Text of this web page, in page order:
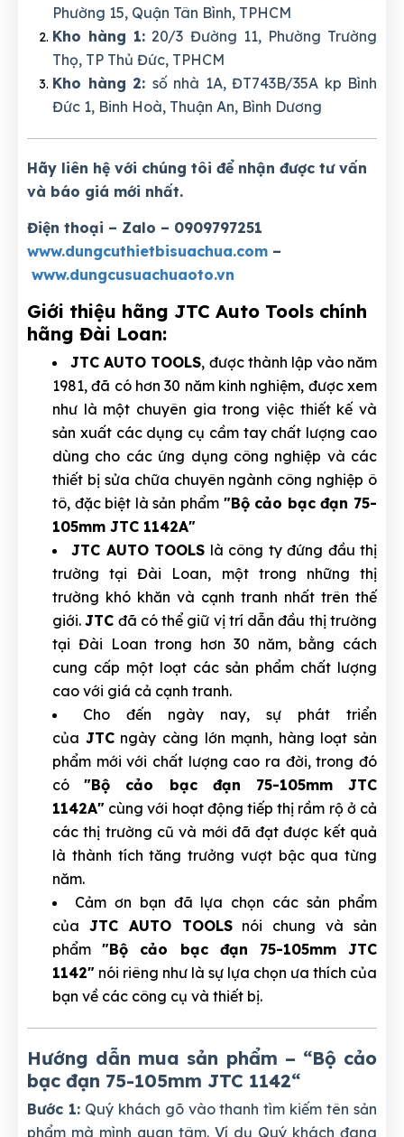
Phường 15, Quận Tân Bình, TPHCM
Kho hàng 1: 20/3 Đường 11, Phường Trường
Thọ, TP Thủ Đức, TPHCM
Kho hàng 2: số nhà 1A, ĐT743B/35A kp Bình
Đức 1, Binh Hoà, Thuận An, Bình Dương
Hãy liên hệ với chúng tôi để nhận được tư vấn
và báo giá mới nhất.
Điện thoại – Zalo – 0909797251
www.dungcuthietbisuachua.com –
www.dungcusuachuaoto.vn
Giới thiệu hãng JTC Auto Tools chính
hãng Đài Loan:
JTC AUTO TOOLS, được thành lập vào năm
1981, đã có hơn 30 năm kinh nghiệm, được xem
như là một chuyên gia trong việc thiết kế và
sản xuất các dụng cụ cầm tay chất lượng cao
dùng cho các ứng dụng công nghiệp và các
thiết bị sửa chữa chuyên ngành công nghiệp ô
tô, đặc biệt là sản phẩm "Bộ cảo bạc đạn 75-
105mm JTC 1142A"
JTC AUTO TOOLS là công ty đứng đầu thị
trường tại Đài Loan, một trong những thị
trường khó khăn và cạnh tranh nhất trên thế
giới.JTC đã có thể giữ vị trí dẫn đầu thị trường
tại Đài Loan trong hơn 30 năm, bằng cách
cung cấp một loạt các sản phẩm chất lượng
cao với giá cả cạnh tranh.
Cho đến ngày nay, sự phát triển
của JTCngày càng lớn mạnh, hàng loạt sản
phẩm mới với chất lượng cao ra đời, trong đó
có"Bộ cảo bạc đạn 75-105mm JTC
1142A" cùng với hoạt động tiếp thị rầm rộ ở cả
các thị trường cũ và mới đã đạt được kết quả
là thành tích tăng trưởng vượt bậc qua từng
năm.
Cảm ơn bạn đã lựa chọn các sản phẩm
của JTC AUTO TOOLSnói chung và sản
phẩm"Bộ cảo bạc đạn 75-105mm JTC
1142" nói riêng như là sự lựa chọn ưa thích của
bạn về các công cụ và thiết bị.
Hướng dẫn mua sản phẩm – “Bộ cảo
bạc đạn 75-105mm JTC 1142“
Bước 1:Quý khách gõ vào thanh tìm kiếm tên sản
phẩm mà mình quan tâm. Ví dụ Quý khách đang